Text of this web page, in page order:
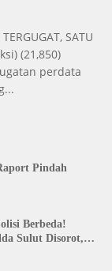
SATU
(21,850)
perdata
Pindah
Berbeda!
Sulut Disorot,